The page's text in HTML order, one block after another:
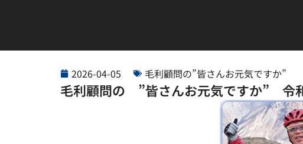
2026-04-05 毛利顧問の”皆さんお元気ですか”
毛利顧問の ”皆さんお元気ですか” 令